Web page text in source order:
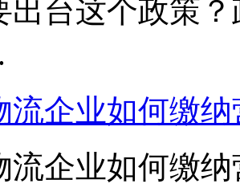
出台这个政策
流企业如何缴
流企业如何缴